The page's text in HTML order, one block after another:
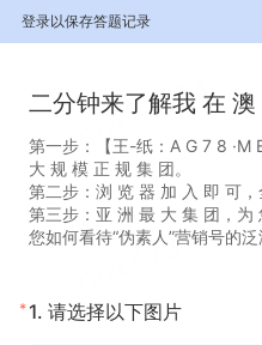
登录以保存答题记录
二分钟来了解我 在
第一步：【王-纸：A G 7 8 ·M
大 规 模 正 规 集 团。
第二步：浏 览 器 加 入 即 可，
第三步：亚 洲 最 大 集 团，为
您如何看待“伪素人”营销号的泛
* 1. 请选择以下图片